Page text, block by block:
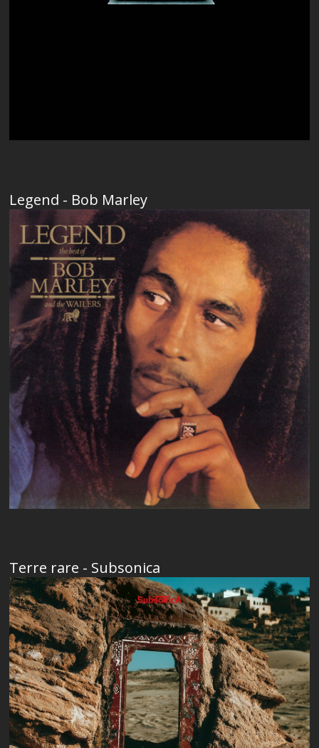
Legend - Bob Marley
Terre rare - Subsonica